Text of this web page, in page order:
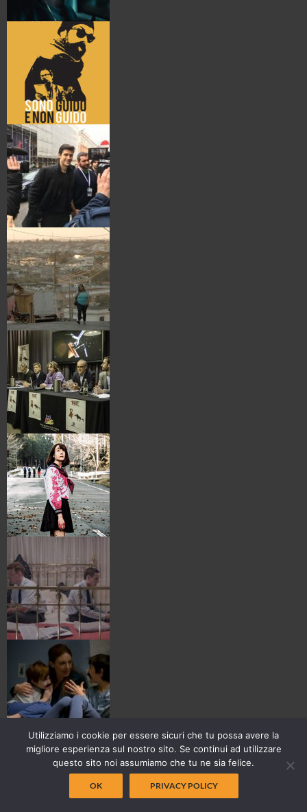
Utilizziamo i cookie per essere sicuri che tu possa avere la
migliore esperienza sul nostro sito. Se continui ad utilizzare
questo sito noi assumiamo che tu ne sia felice.
OK PRIVACY POLICY